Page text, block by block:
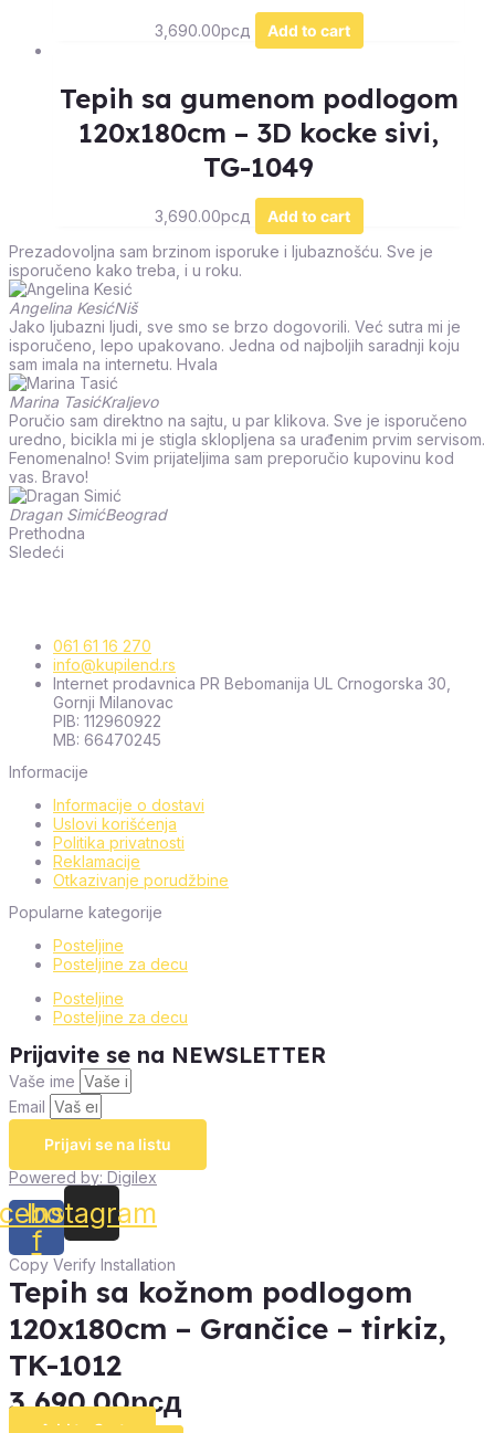
3,690.00рсд Add to cart
Tepih sa gumenom podlogom
120x180cm – 3D kocke sivi,
TG-1049
3,690.00рсд
Add to cart
Prezadovoljna sam brzinom isporuke i ljubaznošću. Sve je
isporučeno kako treba, i u roku.
Angelina KesićNiš
Jako ljubazni ljudi, sve smo se brzo dogovorili. Već sutra mi je
isporučeno, lepo upakovano. Jedna od najboljih saradnji koju
sam imala na internetu. Hvala
Marina TasićKraljevo
Poručio sam direktno na sajtu, u par klikova. Sve je isporučeno
uredno, bicikla mi je stigla sklopljena sa urađenim prvim servisom.
Fenomenalno! Svim prijateljima sam preporučio kupovinu kod
vas. Bravo!
Dragan SimićBeograd
Prethodna
Sledeći
061 61 16 270
info@kupilend.rs
Internet prodavnica PR Bebomanija UL Crnogorska 30,
Gornji Milanovac
PIB: 112960922
MB: 66470245
Informacije
Informacije o dostavi
Uslovi korišćenja
Politika privatnosti
Reklamacije
Otkazivanje porudžbine
Popularne kategorije
Posteljine
Posteljine za decu
Posteljine
Posteljine za decu
Prijavite se na NEWSLETTER
Vaše ime
Email
Prijavi se na listu
Powered by: Digilex
f
Instagram
Copy Verify Installation
Tepih sa kožnom podlogom
120x180cm – Grančice – tirkiz,
TK-1012
3,690.00рсд
Add to Cart